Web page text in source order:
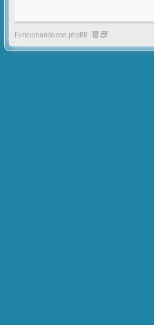
Funcionando con phpBB -